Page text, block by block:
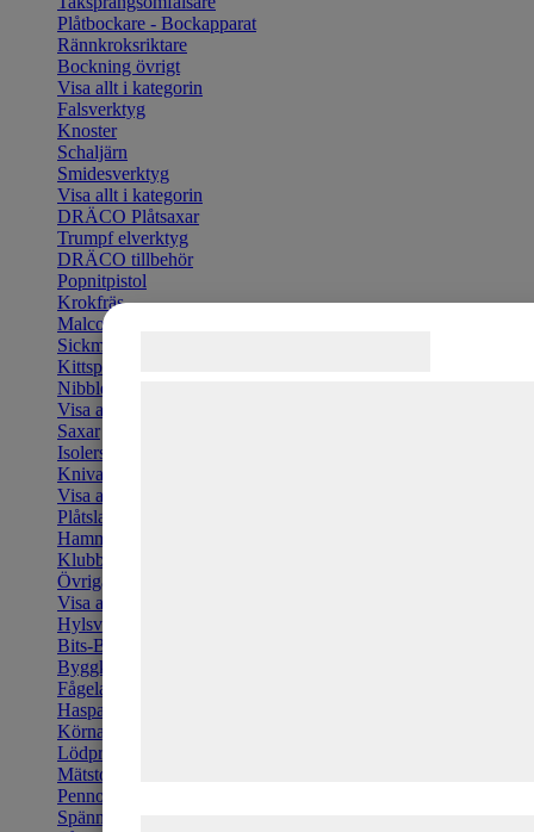
Plåtbockare - Bockapparat
Rännkroksriktare
Bockning övrigt
Visa allt i kategorin
Falsverktyg
Knoster
Schaljärn
Smidesverktyg
Visa allt i kategorin
DRÄCO Plåtsaxar
Trumpf elverktyg
DRÄCO tillbehör
Popnitpistol
Krokfräs
Malco Turbosax
Sickmaskin
Kittspruta
Nibbler & Tillbehör
Visa allt i kategorin
Saxar
Isolersax
Knivar
Visa allt i kategorin
Plåtslagarhammare
Hammare
Klubbor
Övriga hammare
Visa allt i kategorin
Hylsverktyg - Nycklar - Mejslar
Bits-Borr-Hylsor
Byggkem
Fågelavvisare - Fågelpiggar
Haspar, Beslag, etc
Körnare - Mejslar - Nitdragare
Lödprodukter
Mätstock - Vinklar - Vattenpass
Pennor - Ritsverktyg - Passare
Spännband